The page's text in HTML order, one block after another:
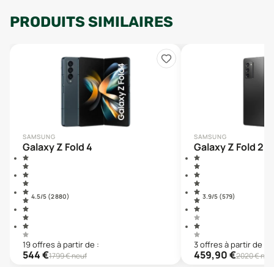
PRODUITS SIMILAIRES
SAMSUNG
Galaxy Z Fold 4
4.5/5 (2 880)
19offresà partir de :
544€1799€ neuf
SAMSUNG
Galaxy Z Fold 2
3.9/5 (579)
3offresà partir de :
459,90€2020€